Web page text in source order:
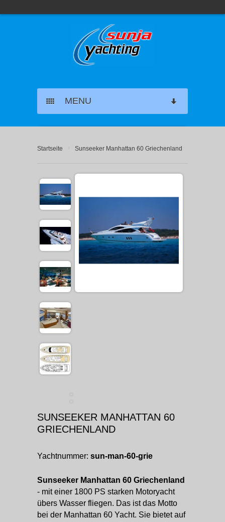
MENU
SEGELYACHT CHARTER
KATAMARAN CHARTER
MOTORYACHT CHARTER
MARINAS GRIECHENLAND
Startseite Sunseeker Manhattan 60 Griechenland
SUNSEEKER MANHATTAN 60
GRIECHENLAND
Yachtnummer: sun-man-60-grie
Sunseeker Manhattan 60 Griechenland
- mit einer 1800 PS starken Motoryacht
übers Wasser fliegen. Das ist das Motto
bei der Manhattan 60 Yacht. Sie bietet auf